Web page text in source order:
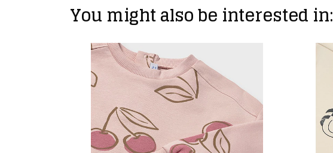
You might also be interested in: